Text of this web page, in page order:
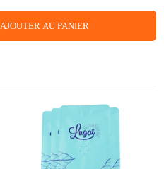
AJOUTER AU PANIER